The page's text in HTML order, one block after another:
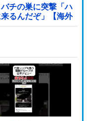
チの巣に突撃「ハ
るんだぞ」【海外